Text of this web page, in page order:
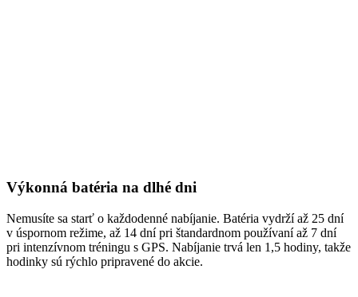
Výkonná batéria na dlhé dni
Nemusíte sa starť o každodenné nabíjanie. Batéria vydrží až 25 dní
v úspornom režime, až 14 dní pri štandardnom používaní až 7 dní
pri intenzívnom tréningu s GPS. Nabíjanie trvá len 1,5 hodiny, takže
hodinky sú rýchlo pripravené do akcie.